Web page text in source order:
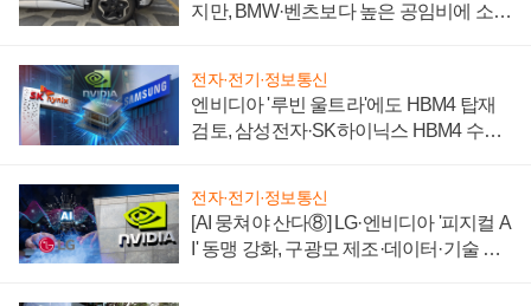
지만, BMW·벤츠보다 높은 공임비에 소비
전자·전기·정보통신
엔비디아 '루빈 울트라'에도 HBM4 탑재
검토, 삼성전자·SK하이닉스 HBM4 수율
전자·전기·정보통신
[AI 뭉쳐야 산다⑧] LG·엔비디아 '피지컬 A
I' 동맹 강화, 구광모 제조·데이터·기술 결